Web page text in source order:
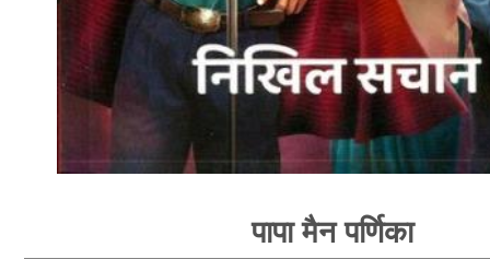
पापा मैन पर्णिका